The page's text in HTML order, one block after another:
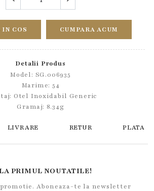
IN COS CUMPARA ACUM
Detalii Produs
Model: SG.006935
Marime: 54
Otel Inoxidabil Generic
Gramaj: 8.34g
LIVRARE RETUR PLATA
PRIMUL NOUTATILE!
Aboneaza-te la newsletter